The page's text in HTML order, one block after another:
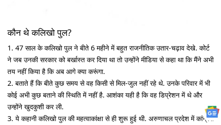
कौन थे कलिखो पुल?
1. 47 साल के कलिखो पुल ने बीते 6 महीने में बहुत राजनीतिक उतार-चढ़ाव देखे. कोर्ट
ने जब उनकी सरकार को बर्खास्त कर दिया था तो उन्होंने मीडिया से कहा था कि मैंने अभी
तय नहीं किया है कि अब आगे क्या करूंगा.
2. बताते हैं कि बीते कुछ समय से वह किसी से मिल-जुल नहीं रहे थे. उनके परिवार में भी
कोई अभी कुछ बताने की स्थिति में नहीं है. आशंका यही है कि वह डिप्रेशन में थे और
उन्होंने खुदकुशी कर ली.
3. ये कहानी कलिखो पुल की महत्वाकांक्षा से ही शुरू हुई थी. अरुणाचल प्रदेश में कांग्रेस